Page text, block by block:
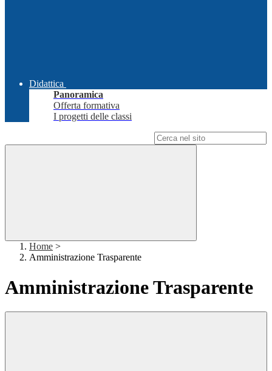
Didattica
Panoramica
Offerta formativa
I progetti delle classi
Home >
Amministrazione Trasparente
Amministrazione Trasparente